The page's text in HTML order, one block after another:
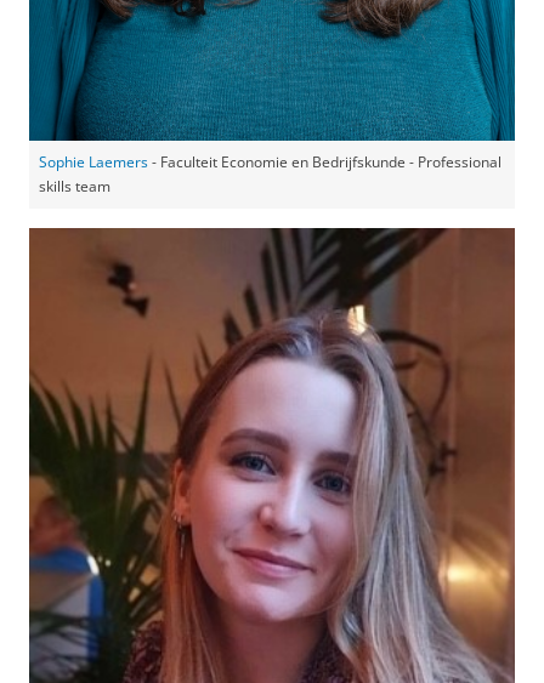
Sophie Laemers- Faculteit Economie en Bedrijfskunde - Professional
skills team